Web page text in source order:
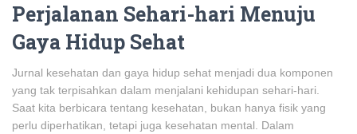
Perjalanan Sehari-hari Menuju
Gaya Hidup Sehat
Jurnal kesehatan dan gaya hidup sehat menjadi dua komponen
yang tak terpisahkan dalam menjalani kehidupan sehari-hari.
Saat kita berbicara tentang kesehatan, bukan hanya fisik yang
perlu diperhatikan, tetapi juga kesehatan mental. Dalam